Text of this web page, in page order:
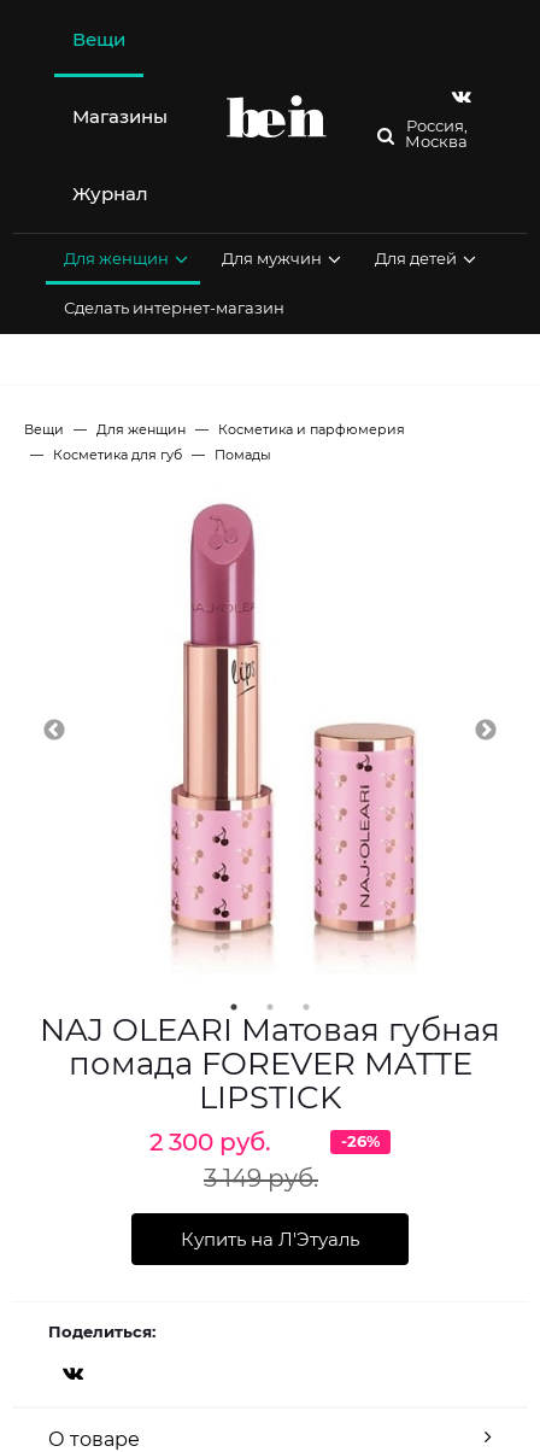
содержимому
Вещи
Магазины
Журнал
Россия,
Москва
Для женщин Для мужчин Для детей
Сделать интернет-магазин
Вещи Для женщин
Косметика и парфюмерия
Косметика для губ
Помады
NAJ OLEARI Матовая губная
помада FOREVER MATTE
LIPSTICK
2 300 руб.
3 149 руб.
-26%
Купить на Л'Этуаль
Поделиться:
О товаре